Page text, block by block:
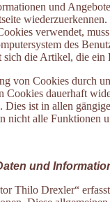
und
verwendet,
des
die Artikel, die
von Cookies durch
dauerhaft
Dies ist in allen
nicht alle Funktionen
und
Thilo Drexler“